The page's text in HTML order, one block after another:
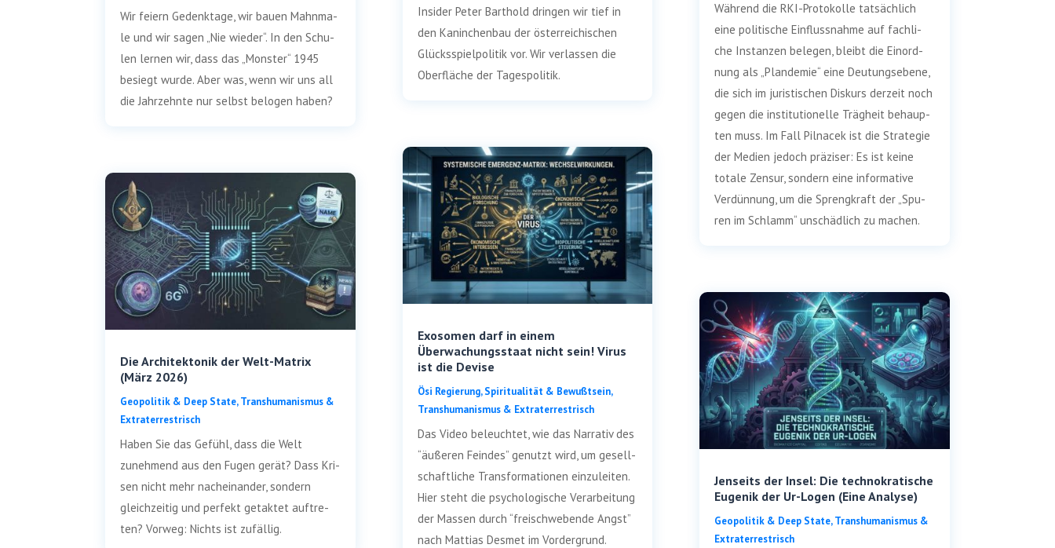
Wir fei­ern Gedenk­ta­ge, wir bau­en Mahn­ma­
le und wir sagen „Nie wie­der“. In den Schu­
len ler­nen wir, dass das „Mons­ter“ 1945
besiegt wur­de. Aber was, wenn wir uns all
die Jahr­zehn­te nur selbst belo­gen haben?
Die Architektonik der Welt-Matrix
(März 2026)
Geo­po­li­tik & Deep Sta­te,Trans­hu­ma­nis­mus &
Extraterrestrisch
Haben Sie das Gefühl, dass die Welt
zuneh­mend aus den Fugen gerät? Dass Kri­
sen nicht mehr nach­ein­an­der, son­dern
gleich­zei­tig und per­fekt getak­tet auf­tre­
ten? Vor­weg: Nichts ist zufällig.
Insi­­der Peter Bar­thold drin­gen wir tief in
den Kanin­chen­bau der öster­rei­chi­schen
Glücks­spiel­po­li­tik vor. Wir ver­las­sen die
Ober­flä­che der Tagespolitik.
Exosomen darf in einem
Überwachungsstaat nicht sein! Virus
ist die Devise
Ösi Regie­rung,Spi­ri­tua­li­tät & Bewußt­sein,
Trans­hu­ma­nis­mus & Extraterrestrisch
Das Video beleuch­tet, wie das Nar­ra­tiv des
“äuße­ren Fein­des” genutzt wird, um gesell­
schaft­li­che Trans­for­ma­tio­nen ein­zu­lei­ten.
Hier steht die psy­cho­lo­gi­sche Ver­ar­bei­tung
der Mas­sen durch “frei­schwe­ben­de Angst”
nach Mat­ti­as Des­met im Vordergrund.
Wäh­rend die RKI-Pro­­to­­kol­­le tat­säch­lich
eine poli­ti­sche Ein­fluss­nah­me auf fach­li­
che Instan­zen bele­gen, bleibt die Ein­ord­
nung als „Plan­de­mie“ eine Deu­tungs­ebe­ne,
die sich im juris­ti­schen Dis­kurs der­zeit noch
gegen die insti­tu­tio­nel­le Träg­heit behaup­
ten muss. Im Fall Pil­nacek ist die Stra­te­gie
der Medi­en jedoch prä­zi­ser: Es ist kei­ne
tota­le Zen­sur, son­dern eine infor­ma­ti­ve
Ver­dün­nung, um die Spreng­kraft der „Spu­
ren im Schlamm“ unschäd­lich zu machen.
Jenseits der Insel: Die technokratische
Eugenik der Ur-Logen (Eine Analyse)
Geo­po­li­tik & Deep Sta­te,Trans­hu­ma­nis­mus &
Extraterrestrisch